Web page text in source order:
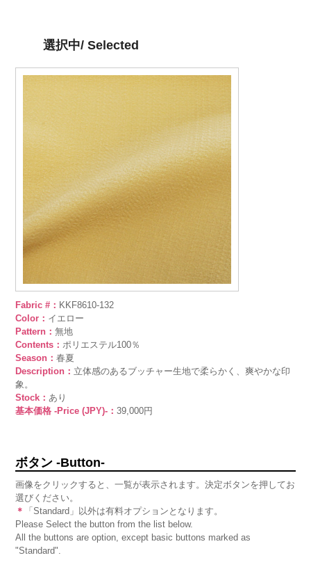
選択中/ Selected
Fabric #： KKF8610-132
Color： イエロー
Pattern：無地
Contents：ポリエステル100％
Season：春夏
Description： 立体感のあるブッチャー生地で柔らかく、爽やかな印
象。
Stock：あり
基本価格 -Price (JPY)-：39,000円
ボタン -Button-
画像をクリックすると、一覧が表示されます。決定ボタンを押してお
選びください。
＊
「Standard」以外は有料オプションとなります。
Please Select the button from the list below.
All the buttons are option, except basic buttons marked as
"Standard".